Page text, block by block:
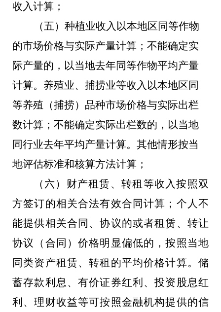
收入计算；
（五）种植业收入以本地区同等作物
的市场价格与实际产量计算；不能确定实
际产量的，以当地去年同等作物平均产量
计算。养殖业、捕捞业等收入以本地区同
等养殖（捕捞）品种市场价格与实际出栏
数计算；不能确定实际出栏数的，以当地
同行业去年平均产量计算。其他情形按当
地评估标准和核算方法计算 ；
（ 六）财产租赁、转租等收入按照双
方签订的相关合法有效合同计算；个人不
能提供相关合同、协议的或者租赁、转让
协议（合同）价格明显偏低的，按照当地
同类资产租赁、转租的平均价格计算。储
蓄存款利息、有价证券红利、投资股息红
利、理财收益等可按照金融机构提供的信